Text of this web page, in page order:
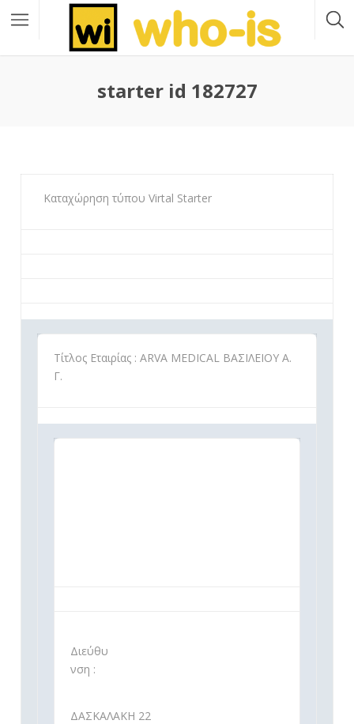
starter id 182727
Καταχώρηση τύπου Virtal Starter
Τίτλος Εταιρίας : ARVA MEDICAL ΒΑΣΙΛΕΙΟΥ Α.
Γ.
Διεύθυ
νση :
ΔΑΣΚΑΛΑΚΗ 22